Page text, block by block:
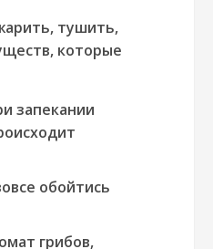
тушить,
которые
запекании
обойтись
грибов,